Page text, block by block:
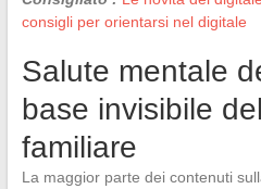
consigli per orientarsi nel digitale
Salute mentale
base invisibile
familiare
La maggior parte dei contenuti